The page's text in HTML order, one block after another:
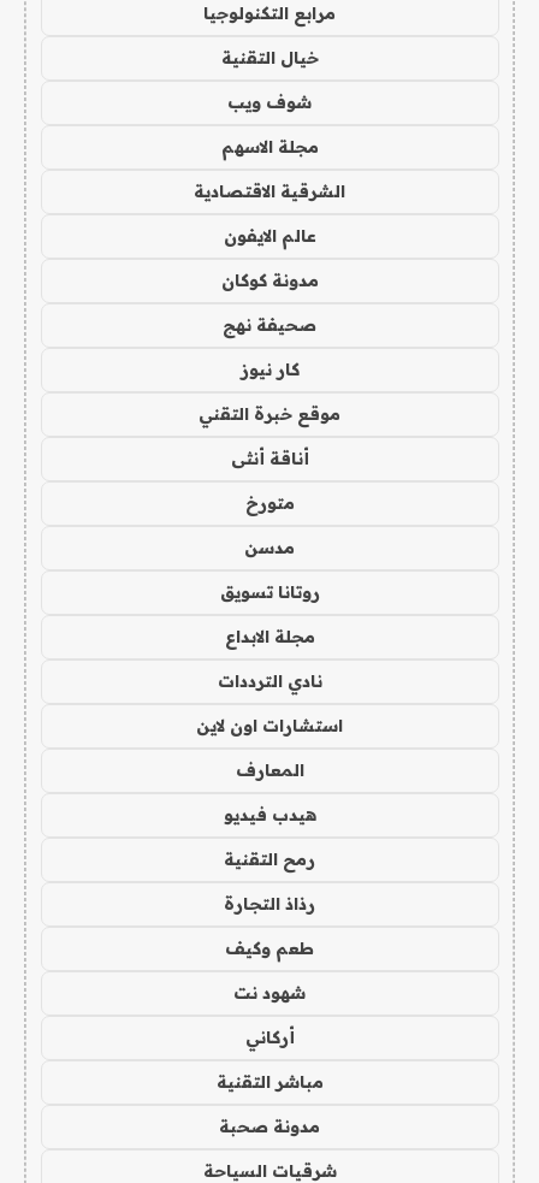
مرابع التكنولوجيا
خيال التقنية
شوف ويب
مجلة الاسهم
الشرقية الاقتصادية
عالم الايفون
مدونة كوكان
صحيفة نهج
كار نيوز
موقع خبرة التقني
أناقة أنثى
متورخ
مدسن
روتانا تسويق
مجلة الابداع
نادي الترددات
استشارات اون لاين
المعارف
هيدب فيديو
رمح التقنية
رذاذ التجارة
طعم وكيف
شهود نت
أركاني
مباشر التقنية
مدونة صحبة
شرقيات السياحة